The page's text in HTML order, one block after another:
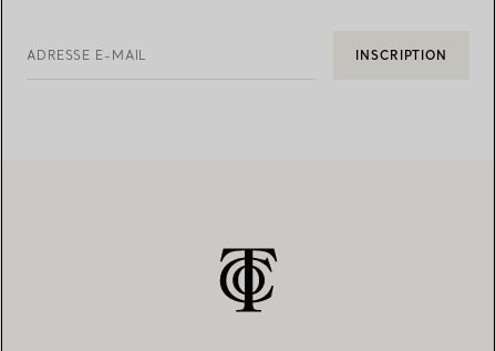
ADRESSE E-MAIL INSCRIPTION